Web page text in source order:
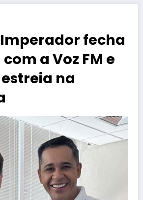
fecha
a Voz FM e
na